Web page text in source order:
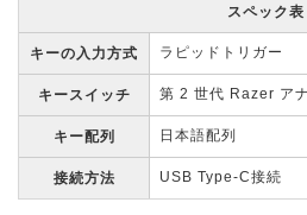
スペック表
キーの入力方式 ラピッドトリガー
キースイッチ 第 2 世代 Razer ア
キー配列 日本語配列
接続方法 USB Type-C接続